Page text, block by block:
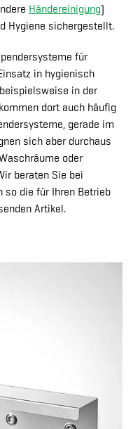
Händereinigung)
Hygiene sichergestellt.
für
in hygienisch
in der
dort auch häufig
gerade im
sich aber durchaus
oder
beraten Sie bei
so die für Ihren Betrieb
Artikel.